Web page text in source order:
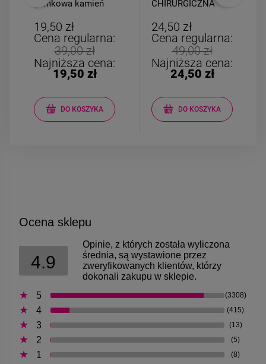
gumkowa kamień
19,50 zł
Cena regularna:
39,00 zł
Najniższa cena:
19,50 zł
DO KOSZYKA
CHIRURGICZNA
łańcuszki
24,50 zł
Cena regularna:
49,00 zł
Najniższa cena:
24,50 zł
DO KOSZYKA
Ocena sklepu
4.9
Opinie, z których została wyliczona
średnia, są wystawione przez
zweryfikowanych klientów, którzy
dokonali zakupu w sklepie.
5
(3308)
4 (415)
3 (13)
2 (5)
1 (8)